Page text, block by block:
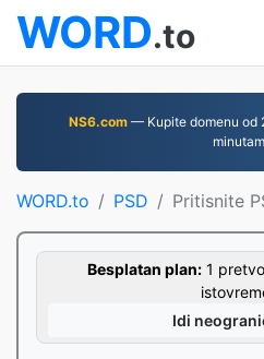
WORD.to
NS6.com— Kupite domenu od
WORD.to PSD Pritisnite
Besplatan plan: 1
Idi